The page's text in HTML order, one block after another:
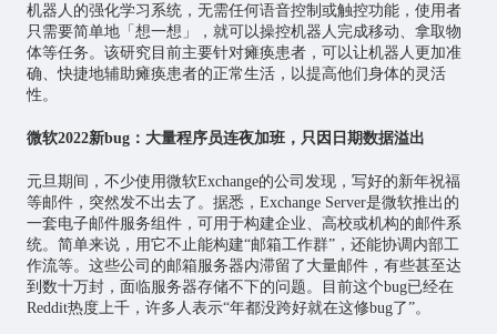
机器人的强化学习系统，无需任何语音控制或触控功能，使用者
只需要简单地「想一想」，就可以操控机器人完成移动、拿取物
体等任务。该研究目前主要针对瘫痪患者，可以让机器人更加准
确、快捷地辅助瘫痪患者的正常生活，以提高他们身体的灵活
性。
微软2022新bug：大量程序员连夜加班，只因日期数据溢出
元旦期间，不少使用微软Exchange的公司发现，写好的新年祝福
等邮件，突然发不出去了。据悉，Exchange Server是微软推出的
一套电子邮件服务组件，可用于构建企业、高校或机构的邮件系
统。简单来说，用它不止能构建“邮箱工作群”，还能协调内部工
作流等。这些公司的邮箱服务器内滞留了大量邮件，有些甚至达
到数十万封，面临服务器存储不下的问题。目前这个bug已经在
Reddit热度上千，许多人表示“年都没跨好就在这修bug了”。